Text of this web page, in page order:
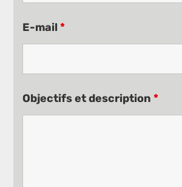
E-mail*
Objectifs et description*